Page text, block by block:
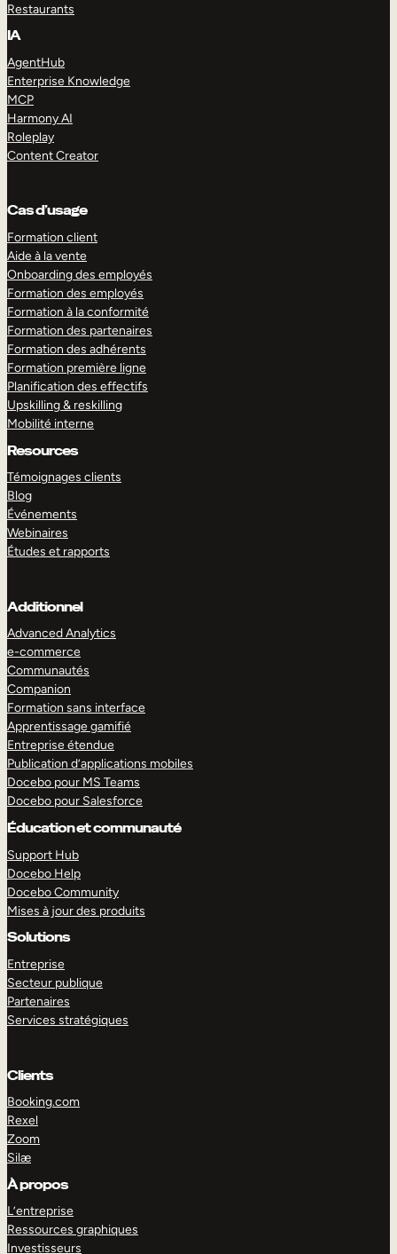
Restaurants
IA
AgentHub
Enterprise Knowledge
MCP
Harmony AI
Roleplay
Content Creator
Cas d’usage
Formation client
Aide à la vente
Onboarding des employés
Formation des employés
Formation à la conformité
Formation des partenaires
Formation des adhérents
Formation première ligne
Planification des effectifs
Upskilling & reskilling
Mobilité interne
Resources
Témoignages clients
Blog
Événements
Webinaires
Études et rapports
Additionnel
Advanced Analytics
e-commerce
Communautés
Companion
Formation sans interface
Apprentissage gamifié
Entreprise étendue
Publication d’applications mobiles
Docebo pour MS Teams
Docebo pour Salesforce
Éducation et communauté
Support Hub
Docebo Help
Docebo Community
Mises à jour des produits
Solutions
Entreprise
Secteur publique
Partenaires
Services stratégiques
Clients
Booking.com
Rexel
Zoom
Silæ
À propos
L’entreprise
Ressources graphiques
Investisseurs